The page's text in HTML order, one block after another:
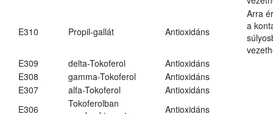
E310 Propil-gallát Antioxidáns
Arra
a
E309
delta-Tokoferol
Antioxidáns
E308
gamma-Tokoferol
Antioxidáns
E307
alfa-Tokoferol
Antioxidáns
E306
Tokoferolban
Antioxidáns